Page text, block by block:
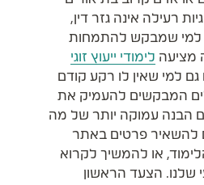
רעילה אינה גזר דין,
למי שמבקש להתמחות
מציעה לימודי ייעוץ זוגי
גם למי שאין לו רקע קודם
המבקשים להעמיק את
הבנה עמוקה יותר של מה
להשאיר פרטים באתר
או להמשיך לקרוא
הצעד הראשון